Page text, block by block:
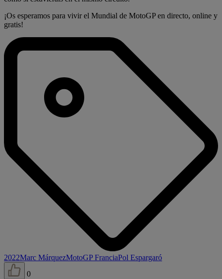
¡Os esperamos para vivir el Mundial de MotoGP en directo, online y
gratis!
2022Marc MárquezMotoGP FranciaPol Espargaró
0